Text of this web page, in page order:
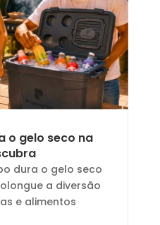
o gelo seco na
dura o gelo seco
a diversão
e alimentos